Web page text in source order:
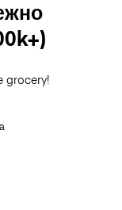
grocery!